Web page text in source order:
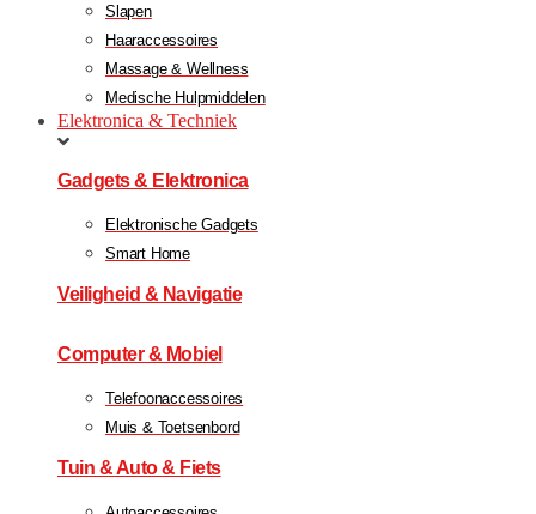
Slapen
Haaraccessoires
Massage & Wellness
Medische Hulpmiddelen
Elektronica & Techniek
Gadgets & Elektronica
Elektronische Gadgets
Smart Home
Veiligheid & Navigatie
Computer & Mobiel
Telefoonaccessoires
Muis & Toetsenbord
Tuin & Auto & Fiets